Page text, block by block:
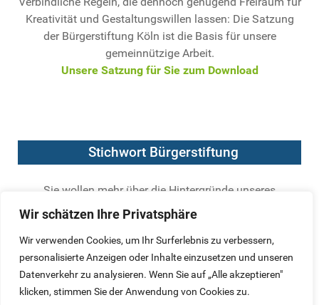
Wir schätzen Ihre Privatsphäre
Wir verwenden Cookies, um Ihr Surferlebnis zu verbessern,
personalisierte Anzeigen oder Inhalte einzusetzen und unseren
Datenverkehr zu analysieren. Wenn Sie auf „Alle akzeptieren"
klicken, stimmen Sie der Anwendung von Cookies zu.
Kreativität und Gestaltungswillen lassen: Die Satzung
der Bürgerstiftung Köln ist die Basis für unsere
gemeinnützige Arbeit.
Unsere Satzung für Sie zum Download
Stichwort Bürgerstiftung
Sie wollen mehr über die Hintergründe unseres
Engagements wissen? Der Bundesverband Deutscher
Stiftungen hat die wichtigsten Kriterien für seriöse
Bürgerstiftungen formuliert.
Hier geht`s zur Definition einer Bürgerstiftung